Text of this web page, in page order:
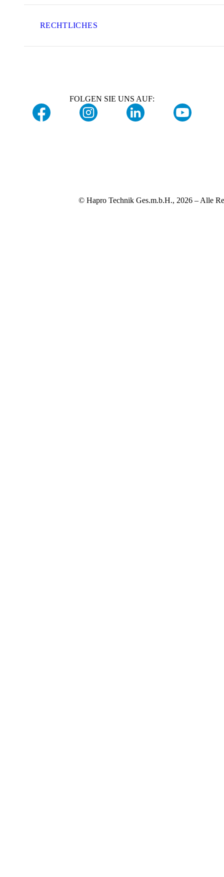
RECHTLICHES
FOLGEN SIE UNS AUF:
© Hapro Technik Ges.m.b.H., 2026 – Alle